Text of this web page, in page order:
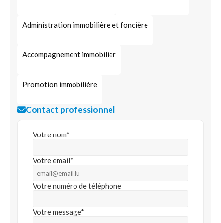
Administration immobilière et foncière
Accompagnement immobilier
Promotion immobilière
Contact professionnel
Votre nom*
Votre email*
Votre numéro de téléphone
Votre message*